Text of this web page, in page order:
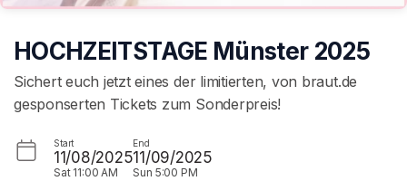
HOCHZEITSTAGE Münster 2025
Sichert euch jetzt eines der limitierten, von braut.de
gesponserten Tickets zum Sonderpreis!
Start
11/08/2025
Sat 11:00 AM
End
11/09/2025
Sun 5:00 PM